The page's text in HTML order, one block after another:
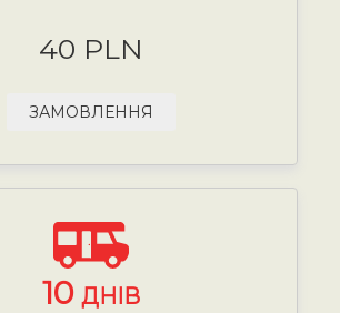
40 PLN
ЗАМОВЛЕННЯ
10 ДНІВ